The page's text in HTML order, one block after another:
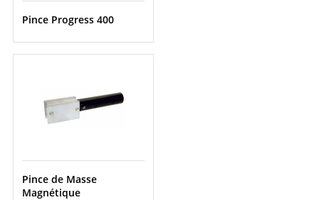
Pince Progress 400
Pince de Masse
Magnétique